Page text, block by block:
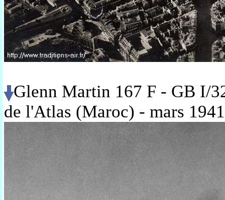
Glenn Martin 167 F - GB I/
de l'Atlas (Maroc) - mars